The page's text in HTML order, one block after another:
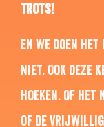
Trots!
En we doen
niet. Ook deze
hoeken. Of het
of de